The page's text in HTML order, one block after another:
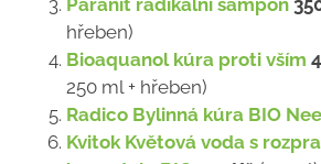
hřeben)
Bioaquanol kúra proti vším
250 ml + hřeben)
Radico Bylinná kúra BIO
Kvitok Květová voda s